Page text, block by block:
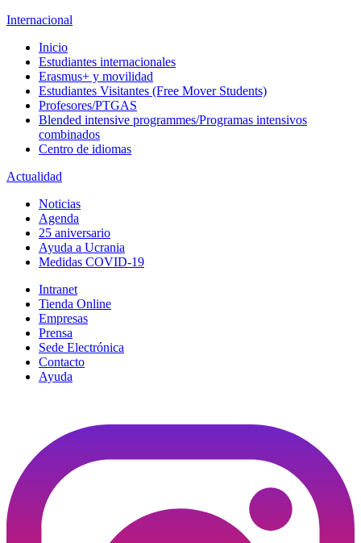
Internacional
Inicio
Estudiantes internacionales
Erasmus+ y movilidad
Estudiantes Visitantes (Free Mover Students)
Profesores/PTGAS
Blended intensive programmes/Programas intensivos
combinados
Centro de idiomas
Actualidad
Noticias
Agenda
25 aniversario
Ayuda a Ucrania
Medidas COVID-19
Intranet
Tienda Online
Empresas
Prensa
Sede Electrónica
Contacto
Ayuda